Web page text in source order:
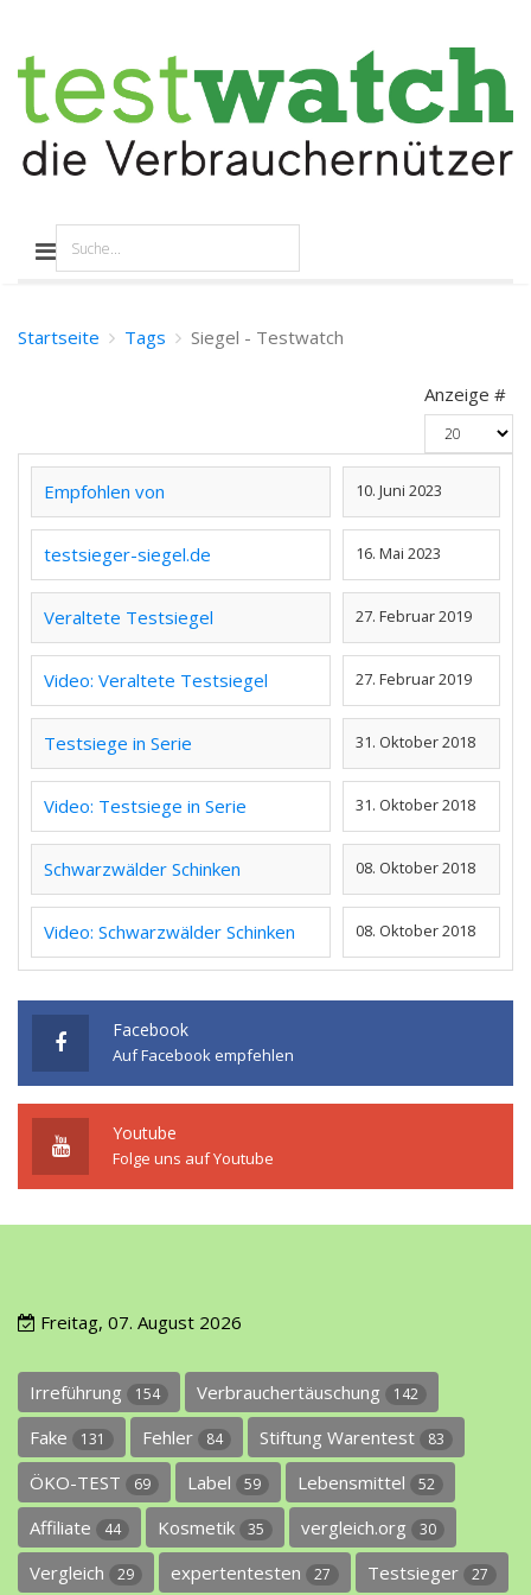
Startseite Tags Siegel - Testwatch
Anzeige #
Empfohlen von 10. Juni 2023
testsieger-siegel.de 16. Mai 2023
Veraltete Testsiegel 27. Februar 2019
Video: Veraltete Testsiegel 27. Februar 2019
Testsiege in Serie 31. Oktober 2018
Video: Testsiege in Serie 31. Oktober 2018
Schwarzwälder Schinken 08. Oktober 2018
Video: Schwarzwälder Schinken 08. Oktober 2018
Facebook
Auf Facebook empfehlen
Youtube
Folge uns auf Youtube
Freitag, 07. August 2026
Irreführung 154 Verbrauchertäuschung 142
Fake 131 Fehler 84 Stiftung Warentest 83
ÖKO-TEST 69 Label 59 Lebensmittel 52
Affiliate 44 Kosmetik 35 vergleich.org 30
Vergleich 29 expertentesten 27 Testsieger 27